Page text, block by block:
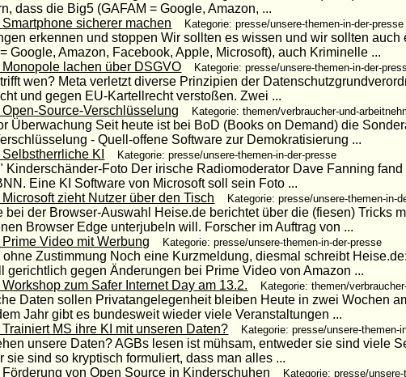
dass die Big5 (GAFAM = Google, Amazon, ...
Smartphone sicherer machen Kategorie: presse/unsere-themen-in-der-presse
erkennen und stoppen Wir sollten es wissen und wir sollten
Google, Amazon, Facebook, Apple, Microsoft), auch Kriminelle ...
Monopole lachen über DSGVO Kategorie: presse/unsere-themen-in-der-
wen? Meta verletzt diverse Prinzipien der
und gegen EU-Kartellrecht verstoßen. Zwei ...
Open-Source-Verschlüsselung Kategorie: themen/verbraucher-und-
Überwachung Seit heute ist bei BoD (Books on Demand) die
- Quell-offene Software zur Demokratisierung ...
Selbstherrliche KI Kategorie: presse/unsere-themen-in-der-presse
Kinderschänder-Foto Der irische Radiomoderator Dave Fanning
Eine KI Software von Microsoft soll sein Foto ...
Microsoft zieht Nutzer über den Tisch Kategorie: presse/unsere-themen-in-
bei der Browser-Auswahl Heise.de berichtet über die (fiesen) Tricks
Browser Edge unterjubeln will. Forscher im Auftrag von ...
Prime Video mit Werbung Kategorie: presse/unsere-themen-in-der-presse
ohne Zustimmung Noch eine Kurzmeldung, diesmal schreibt
gerichtlich gegen Änderungen bei Prime Video von Amazon ...
Workshop zum Safer Internet Day am 13.2. Kategorie: themen/
Daten sollen Privatangelegenheit bleiben Heute in zwei Wochen
Jahr gibt es bundesweit wieder viele Veranstaltungen ...
Trainiert MS ihre KI mit unseren Daten? Kategorie: presse/unsere-themen-
unsere Daten? AGBs lesen ist mühsam, entweder sie sind viele
sie sind so kryptisch formuliert, dass man alles ...
Förderung von Open Source in Kinderschuhen Kategorie: presse/